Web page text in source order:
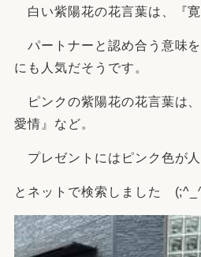
白い紫陽花の花言葉は、『
パートナーと認め合う意味
にも人気だそうです。
ピンクの紫陽花の花言葉は
愛情』など。
プレゼントにはピンク色が人
とネットで検索しました